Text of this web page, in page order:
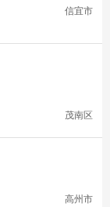
信宜市
茂南区
高州市